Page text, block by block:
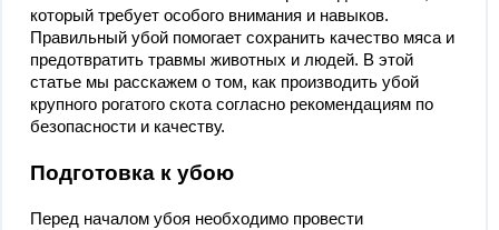
который требует особого внимания и навыков.
Правильный убой помогает сохранить качество мяса и
предотвратить травмы животных и людей. В этой
статье мы расскажем о том, как производить убой
крупного рогатого скота согласно рекомендациям по
безопасности и качеству.
Подготовка к убою
Перед началом убоя необходимо провести